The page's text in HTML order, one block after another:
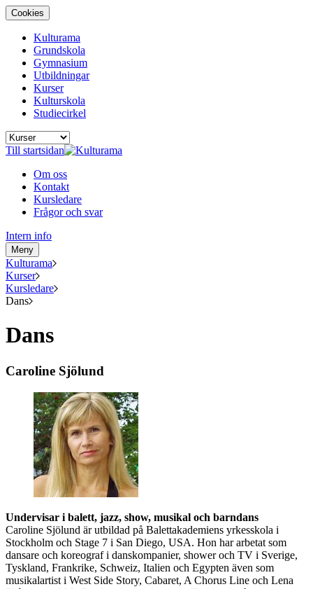
Cookies
Kulturama
Grundskola
Gymnasium
Utbildningar
Kurser
Kulturskola
Studiecirkel
Till startsidan
Om oss
Kontakt
Kursledare
Frågor och svar
Intern info
Meny
Kulturama
Kurser
Kursledare
Dans
Dans
Caroline Sjölund
Undervisar i balett, jazz, show, musikal och barndans
Caroline Sjölund är utbildad på Balettakademiens yrkesskola i
Stockholm och Stage 7 i San Diego, USA. Hon har arbetat som
dansare och koreograf i danskompanier, shower och TV i Sverige,
Tyskland, Frankrike, Schweiz, Italien och Egypten även som
musikalartist i West Side Story, Cabaret, A Chorus Line och Lena